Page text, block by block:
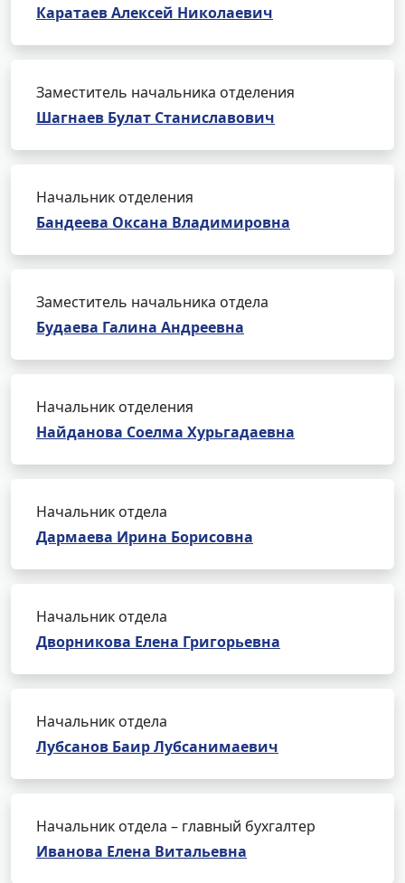
Каратаев Алексей Николаевич
Заместитель начальника отделения
Шагнаев Булат Станиславович
Начальник отделения
Бандеева Оксана Владимировна
Заместитель начальника отдела
Будаева Галина Андреевна
Начальник отделения
Найданова Соелма Хурьгадаевна
Начальник отдела
Дармаева Ирина Борисовна
Начальник отдела
Дворникова Елена Григорьевна
Начальник отдела
Лубсанов Баир Лубсанимаевич
Начальник отдела – главный бухгалтер
Иванова Елена Витальевна